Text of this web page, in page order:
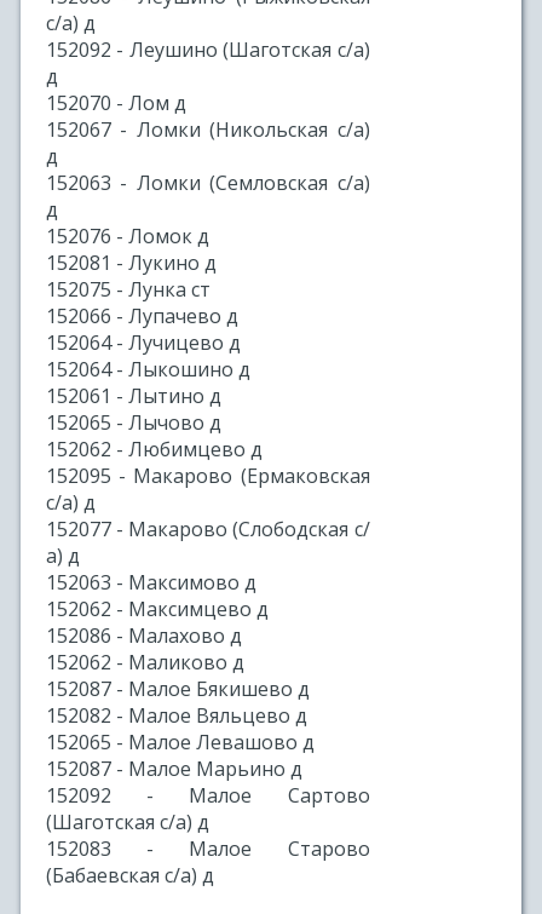
с/а) д
152092 - Леушино (Шаготская с/а)
д
152070 - Лом д
152067 - Ломки (Никольская с/а)
д
152063 - Ломки (Семловская с/а)
д
152076 - Ломок д
152081 - Лукино д
152075 - Лунка ст
152066 - Лупачево д
152064 - Лучицево д
152064 - Лыкошино д
152061 - Лытино д
152065 - Лычово д
152062 - Любимцево д
152095 - Макарово (Ермаковская
с/а) д
152077 - Макарово (Слободская с/
а) д
152063 - Максимово д
152062 - Максимцево д
152086 - Малахово д
152062 - Маликово д
152087 - Малое Бякишево д
152082 - Малое Вяльцево д
152065 - Малое Левашово д
152087 - Малое Марьино д
152092 - Малое Сартово
(Шаготская с/а) д
152083 - Малое Старово
(Бабаевская с/а) д